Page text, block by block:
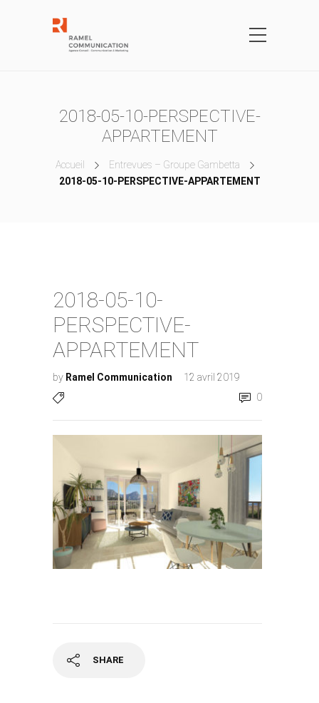
2018-05-10-PERSPECTIVE-
APPARTEMENT
Accueil
Entrevues – Groupe Gambetta
2018-05-10-PERSPECTIVE-APPARTEMENT
2018-05-10-
PERSPECTIVE-
APPARTEMENT
by Ramel Communication
12 avril 2019
0
SHARE